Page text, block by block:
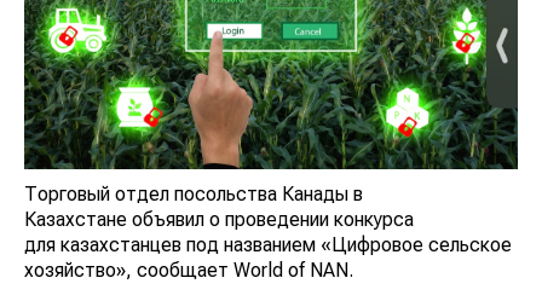
Торговый отдел посольства Канады в
Казахстане объявил о проведении конкурса
для казахстанцев под названием «Цифровое сельское
хозяйство», сообщает World of NAN.